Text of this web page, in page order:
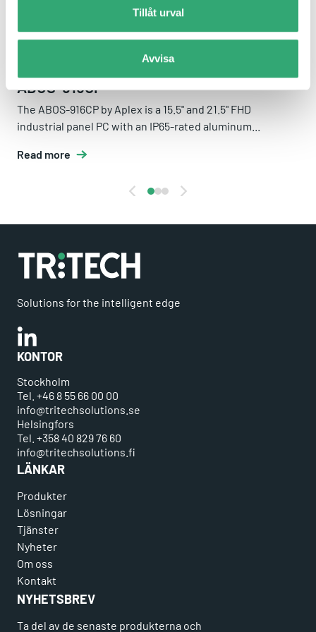
Tillåt urval
Avvisa
ABOS-916CP
The ABOS-916CP by Aplex is a 15.5" and 21.5" FHD
industrial panel PC with an IP65-rated aluminum...
Read more
Solutions for the intelligent edge
Linkedin
KONTOR
Stockholm
Tel. +46 8 55 66 00 00
info@tritechsolutions.se
Helsingfors
Tel. +358 40 829 76 60
info@tritechsolutions.fi
LÄNKAR
Produkter
Lösningar
Tjänster
Nyheter
Om oss
Kontakt
NYHETSBREV
Ta del av de senaste produkterna och